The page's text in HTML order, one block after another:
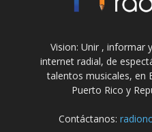
Vision: Unir , informar
internet radial, de
talentos musicales, en
Puerto Rico y
Contáctanos: